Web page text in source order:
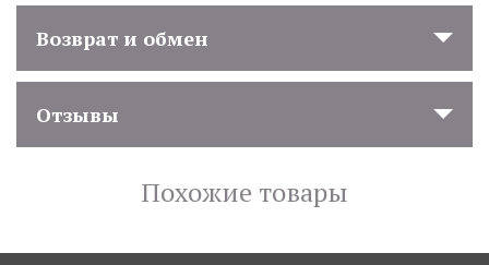
Возврат и обмен
Отзывы
Похожие товары